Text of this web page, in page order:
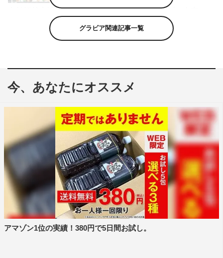
木村拓哉主演のスペシャルドラマ『グランメゾン東京』
（TBS系）に、窪田正孝、北村一輝の出演が決定。さら
に、放送日が映画「グランメゾン・パリ」公開前日の12月
た。
2019年に日曜劇場枠で放送され、多くの作品ファンを生
ルドラマでは、型破りなシェフ・尾花夏樹を演じる木村を
はじめ、シェフ・早見倫子役の鈴木京香、スーシェフ・平
古祥平役の玉森裕太、相沢瓶人役の及川光博、そしてギャ
ルソンを務める京野陸太郎役の沢村一樹らが再び集結。連
続ドラマに引き続き、脚本は黒岩勉、演出は塚原あゆ子が
担当する。
このたび新たに窪田正孝、北村一輝の出演が決定。窪田が
演じるのは、パリに行ったはずだが連絡が途絶えていた尾
グラビア関連記事一覧
今、あなたにオススメ
アマゾン1位の実績！380円で5日間お試し。